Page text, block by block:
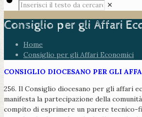
✕
Consiglio per gli Affari
Home
Consiglio per gli Affari Economici
CONSIGLIO DIOCESANO PER GLI
256. Il Consiglio diocesano per gli affari
manifesta la partecipazione della
compito di esprimere un parere tecnico-